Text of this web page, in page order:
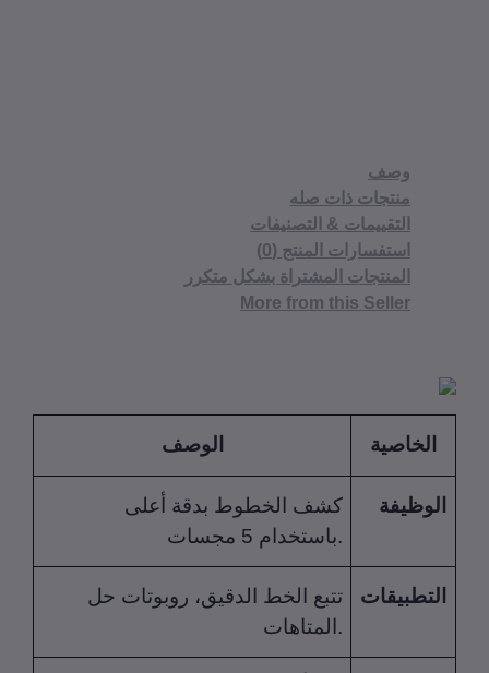
منتجات ذات صله
التقييمات & التصنيفات
استفسارات المنتج (0)
المنتجات المشتراة بشكل متكرر
More from this Seller
الخاصية الوصف
كشف الخطوط بدقة أعلى
تتبع الخط الدقيق، روبوتات حل